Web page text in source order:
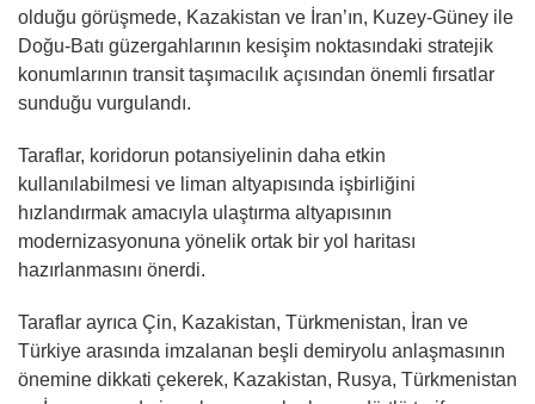
olduğu görüşmede, Kazakistan ve İran’ın, Kuzey-Güney ile
Doğu-Batı güzergahlarının kesişim noktasındaki stratejik
konumlarının transit taşımacılık açısından önemli fırsatlar
sunduğu vurgulandı.
Taraflar, koridorun potansiyelinin daha etkin
kullanılabilmesi ve liman altyapısında işbirliğini
hızlandırmak amacıyla ulaştırma altyapısının
modernizasyonuna yönelik ortak bir yol haritası
hazırlanmasını önerdi.
Taraflar ayrıca Çin, Kazakistan, Türkmenistan, İran ve
Türkiye arasında imzalanan beşli demiryolu anlaşmasının
önemine dikkati çekerek, Kazakistan, Rusya, Türkmenistan